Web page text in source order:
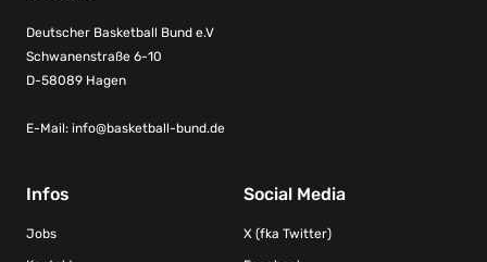
Deutscher Basketball Bund e.V
Schwanenstraße 6-10
D-58089 Hagen
E-Mail: info@basketball-bund.de
Infos
Jobs
Social Media
X (fka Twitter)